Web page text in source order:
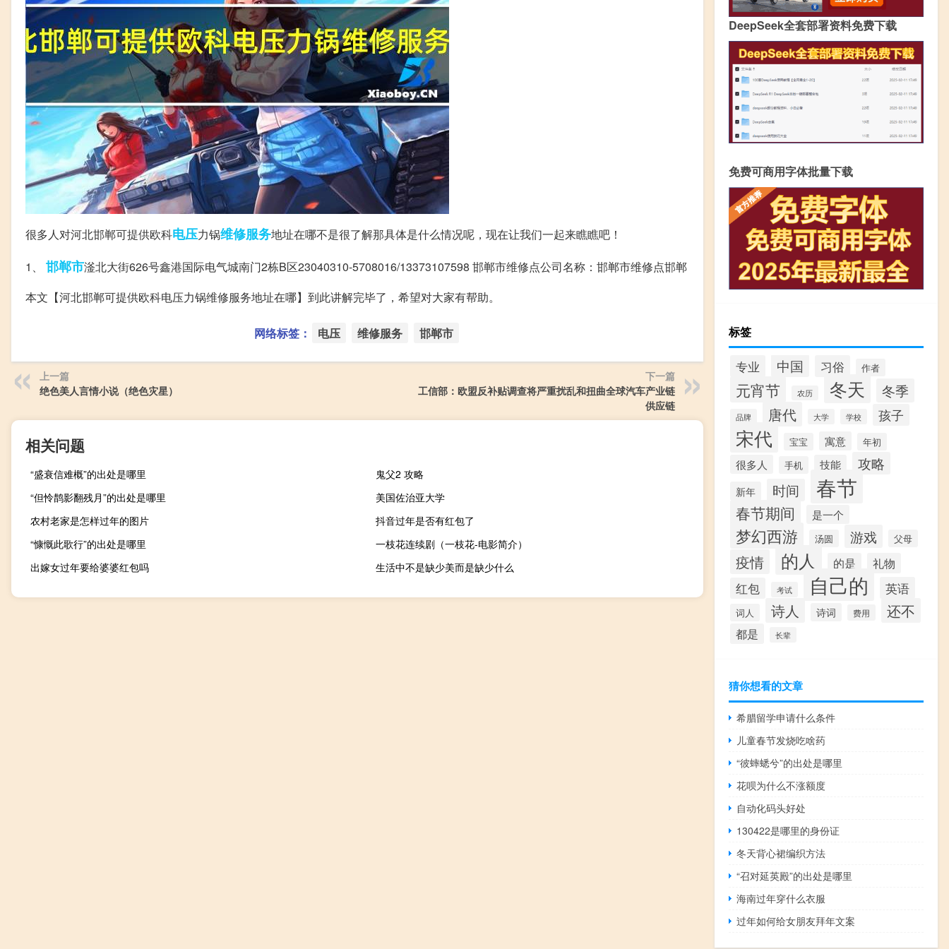
很多人对河北邯郸可提供欧科电压力锅维修服务地址在哪不是很了解那具体是什么情况呢，现在让我们一起来瞧瞧吧！
1、 邯郸市滏北大街626号鑫港国际电气城南门2栋B区23040310-5708016/13373107598 邯郸市维修点公司名称：邯郸市维修点邯郸
本文【河北邯郸可提供欧科电压力锅维修服务地址在哪】到此讲解完毕了，希望对大家有帮助。
网络标签： 电压 维修服务 邯郸市
上一篇
绝色美人言情小说（绝色灾星）
下一篇
工信部：欧盟反补贴调查将严重扰乱和扭曲全球汽车产业链
供应链
相关问题
“盛衰信难概”的出处是哪里
鬼父2 攻略
“但怜鹊影翻残月”的出处是哪里
美国佐治亚大学
农村老家是怎样过年的图片
抖音过年是否有红包了
“慷慨此歌行”的出处是哪里
一枝花连续剧（一枝花-电影简介）
出嫁女过年要给婆婆红包吗
生活中不是缺少美而是缺少什么
DeepSeek全套部署资料免费下载
免费可商用字体批量下载
标签
专业 中国 习俗 作者
元宵节 农历 冬天 冬季
品牌 唐代 大学 学校 孩子
宋代 宝宝 寓意 年初
很多人 手机 技能 攻略
新年 时间 春节
春节期间 是一个
梦幻西游 汤圆 游戏 父母
疫情 的人 的是 礼物
红包 考试 自己的 英语
词人 诗人 诗词 费用 还不
都是 长辈
猜你想看的文章
希腊留学申请什么条件
儿童春节发烧吃啥药
“彼蟀蟋兮”的出处是哪里
花呗为什么不涨额度
自动化码头好处
130422是哪里的身份证
冬天背心裙编织方法
“召对延英殿”的出处是哪里
海南过年穿什么衣服
过年如何给女朋友拜年文案